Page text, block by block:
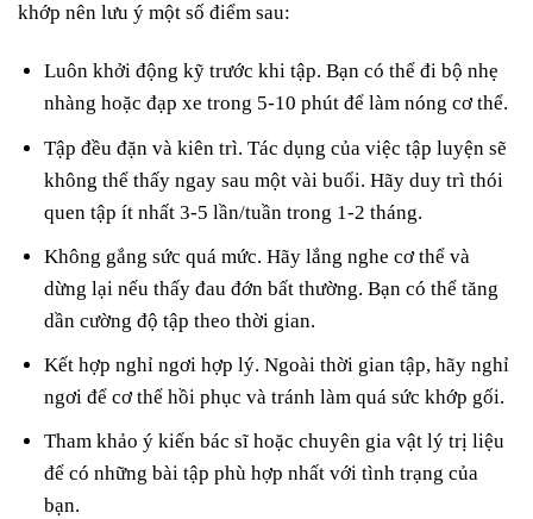
khớp nên lưu ý một số điểm sau:
Luôn khởi động kỹ trước khi tập. Bạn có thể đi bộ nhẹ
nhàng hoặc đạp xe trong 5-10 phút để làm nóng cơ thể.
Tập đều đặn và kiên trì. Tác dụng của việc tập luyện sẽ
không thể thấy ngay sau một vài buổi. Hãy duy trì thói
quen tập ít nhất 3-5 lần/tuần trong 1-2 tháng.
Không gắng sức quá mức. Hãy lắng nghe cơ thể và
dừng lại nếu thấy đau đớn bất thường. Bạn có thể tăng
dần cường độ tập theo thời gian.
Kết hợp nghỉ ngơi hợp lý. Ngoài thời gian tập, hãy nghỉ
ngơi để cơ thể hồi phục và tránh làm quá sức khớp gối.
Tham khảo ý kiến bác sĩ hoặc chuyên gia vật lý trị liệu
để có những bài tập phù hợp nhất với tình trạng của
bạn.